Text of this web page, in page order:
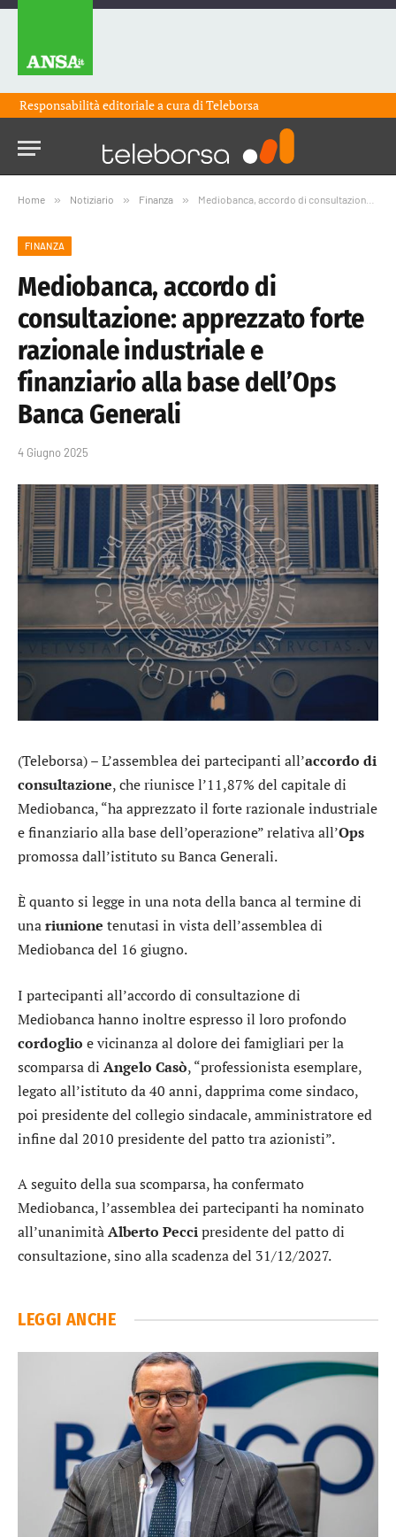
Responsabilità editoriale a cura diTeleborsa
Home » Notiziario » Finanza » Mediobanca, accordo di consultazione: apprezzato forte razionale industriale e finanziario alla base dell’Ops Banca Generali
FINANZA
Mediobanca, accordo di
consultazione: apprezzato forte
razionale industriale e
finanziario alla base dell’Ops
Banca Generali
4 Giugno 2025
(Teleborsa) – L’assemblea dei partecipanti all’accordo di
consultazione, che riunisce l’11,87% del capitale di
Mediobanca, “ha apprezzato il forte razionale industriale
e finanziario alla base dell’operazione” relativa all’Ops
promossa dall’istituto suBanca Generali.
È quanto si legge in una nota della banca al termine di
unariunione tenutasi in vista dell’assemblea di
Mediobanca del 16 giugno.
I partecipanti all’accordo di consultazione di
Mediobanca hanno inoltre espresso il loro profondo
cordoglio e vicinanza al dolore dei famigliari per la
scomparsa di Angelo Casò, “professionista esemplare,
legato all’istituto da 40 anni, dapprima come sindaco,
poi presidente del collegio sindacale, amministratore ed
infine dal 2010 presidente del patto tra azionisti”.
A seguito della sua scomparsa, ha confermato
Mediobanca, l’assemblea dei partecipanti ha nominato
all’unanimitàAlberto Peccipresidente del patto di
consultazione, sino alla scadenza del 31/12/2027.
LEGGI ANCHE